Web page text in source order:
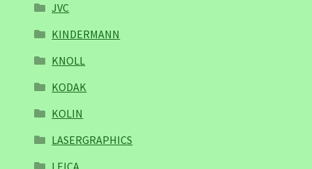
JVC
KINDERMANN
KNOLL
KODAK
KOLIN
LASERGRAPHICS